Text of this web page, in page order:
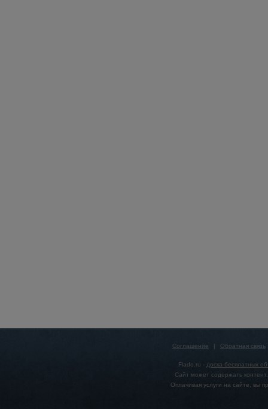
Соглашение | Обратная связь
Flado.ru - доска бесплатных
Сайт может содержать
Оплачивая услуги на сайте, вы